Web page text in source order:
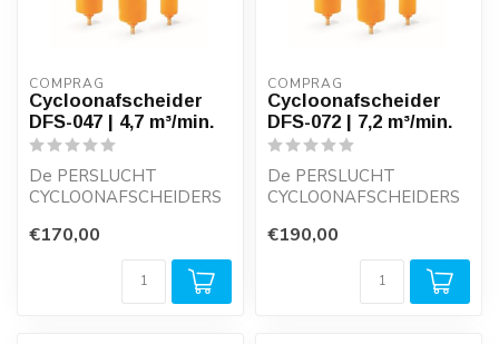
COMPRAG
Cycloonafscheider
DFS-047 | 4,7 m³/min.
De PERSLUCHT
CYCLOONAFSCHEIDERS
minimale drukval en
€170,00
COMPRAG
Cycloonafscheider
DFS-072 | 7,2 m³/min.
De PERSLUCHT
CYCLOONAFSCHEIDERS
minimale drukval en
€190,00